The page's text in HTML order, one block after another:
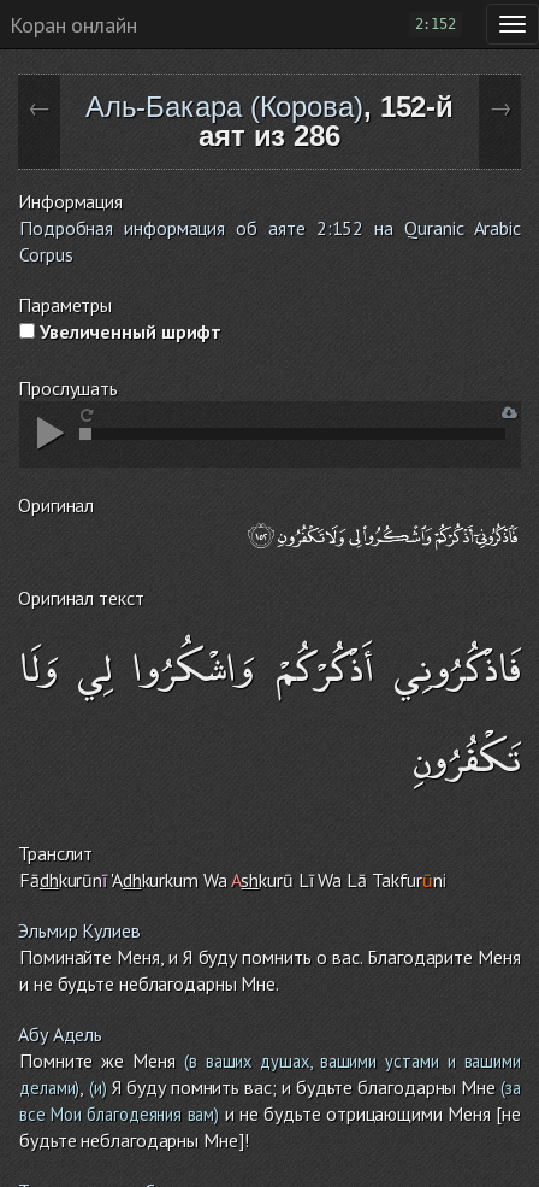
Коран онлайн 2:152
← Аль-Бакара (Корова), 152-й
аят из 286
→
Информация
Подробная информация об аяте 2:152 на Quranic Arabic
Corpus
Параметры
Увеличенный шрифт
Прослушать
Оригинал
Оригинал текст
فَاذْكُرُونِي أَذْكُرْكُمْ وَاشْكُرُوا لِي وَلَا
تَكْفُرُونِ
Транслит
Fādhkurūnī'AdhkurkumWaAshkurū Lī Wa Lā Takfurūni
Эльмир Кулиев
Поминайте Меня, и Я буду помнить о вас. Благодарите Меня
и не будьте неблагодарны Мне.
Абу Адель
Помните же Меня(в ваших душах, вашими устами и вашими
делами), (и) Я буду помнить вас; и будьте благодарны Мне (за
все Мои благодеяния вам) и не будьте отрицающими Меня [не
будьте неблагодарны Мне]!